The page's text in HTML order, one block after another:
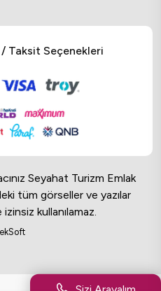
Taksit Seçenekleri
Seyahat Turizm Emlak
tüm görseller ve yazılar
kullanılamaz.